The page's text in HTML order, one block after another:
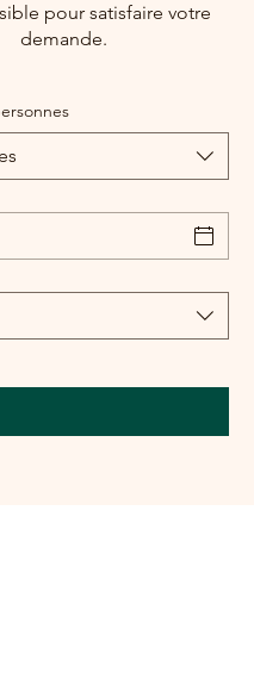
pour satisfaire votre
demande.